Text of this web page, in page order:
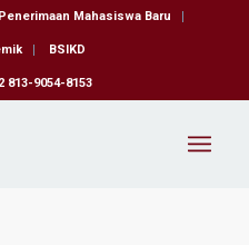
Penerimaan Mahasiswa Baru
BSIKD
813-9054-8153